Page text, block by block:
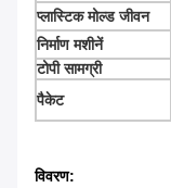
प्लास्टिक मोल्ड जीवन
निर्माण मशीनें
टोपी सामग्री
पैकेट
विवरण: